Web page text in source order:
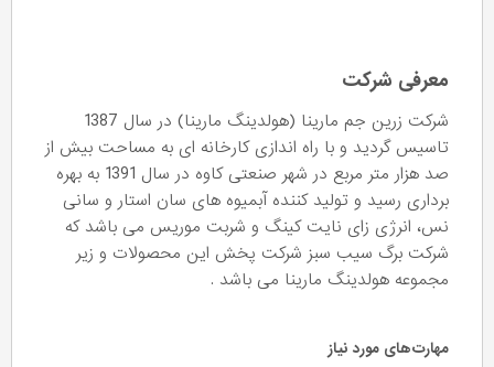
معرفی شرکت
شرکت زرین جم مارینا (هولدینگ مارینا) در سال 1387
تاسیس گردید و با راه اندازی کارخانه ای به مساحت بیش از
صد هزار متر مربع در شهر صنعتی کاوه در سال 1391 به بهره
برداری رسید و تولید کننده آبمیوه های سان استار و سانی
نس، انرژی زای نایت کینگ و شربت موریس می باشد که
شرکت برگ سیب سبز شرکت پخش این محصولات و زیر
مجموعه هولدینگ مارینا می باشد .
مهارت‌های مورد نیاز